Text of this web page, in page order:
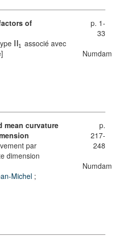
of
1 associé avec
p. 1-
33
Numdam
mean curvature
par
dimension
Michel ;
p.
217-
248
Numdam